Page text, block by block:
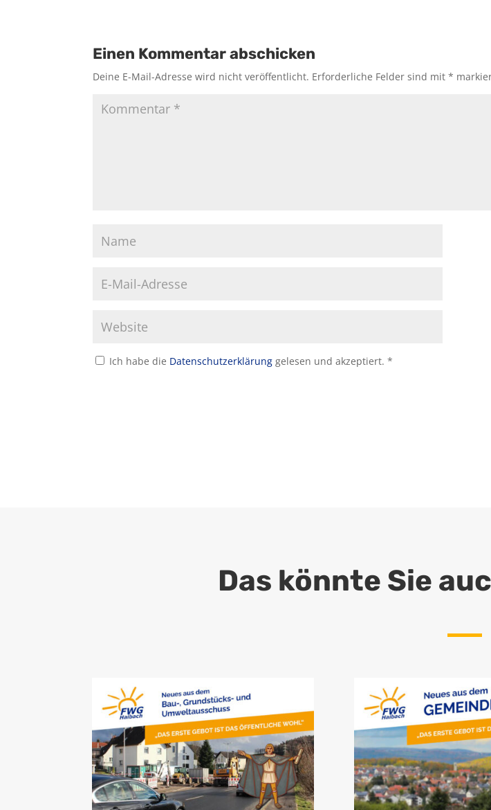
Einen Kommentar abschicken
Deine E-Mail-Adresse wird nicht veröffentlicht. Erforderliche Felder sind mit*
Ich habe die Datenschutzerklärunggelesen und akzeptiert. *
Das könnte Sie